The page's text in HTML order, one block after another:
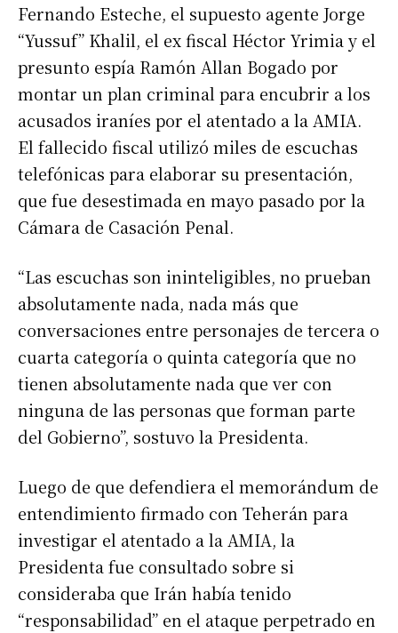
Fernando Esteche, el supuesto agente Jorge
“Yussuf” Khalil, el ex fiscal Héctor Yrimia y el
presunto espía Ramón Allan Bogado por
montar un plan criminal para encubrir a los
acusados iraníes por el atentado a la AMIA.
El fallecido fiscal utilizó miles de escuchas
telefónicas para elaborar su presentación,
que fue desestimada en mayo pasado por la
Cámara de Casación Penal.
“Las escuchas son ininteligibles, no prueban
absolutamente nada, nada más que
conversaciones entre personajes de tercera o
cuarta categoría o quinta categoría que no
tienen absolutamente nada que ver con
ninguna de las personas que forman parte
del Gobierno”, sostuvo la Presidenta.
Luego de que defendiera el memorándum de
entendimiento firmado con Teherán para
investigar el atentado a la AMIA, la
Presidenta fue consultado sobre si
consideraba que Irán había tenido
“responsabilidad” en el ataque perpetrado en